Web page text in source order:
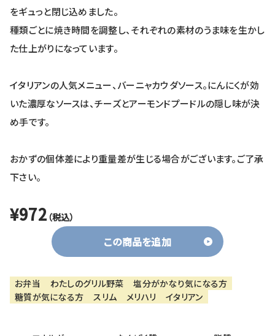
をギュっと閉じ込めました。
種類ごとに焼き時間を調整し、それぞれの素材のうま味を生かし
た仕上がりになっています。
イタリアンの人気メニュー、バーニャカウダソース。にんにくが効
いた濃厚なソースは、チーズとアーモンドプードルの隠し味が決
め手です。
おかずの個体差により重量差が生じる場合がございます。ご了承
下さい。
¥972 （税込）
この商品を追加
お弁当 わたしのグリル野菜
塩分がかなり気になる方
糖質が気になる方
スリム メリハリ イタリアン